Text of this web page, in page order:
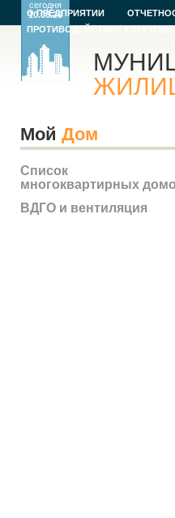
сегодня
10.08.26
О ПРЕДПРИЯТИИ
ПРОТИВОДЕЙСТВИЕ
Мой Дом
Список
многоквартирных
ВДГО и вентиляция